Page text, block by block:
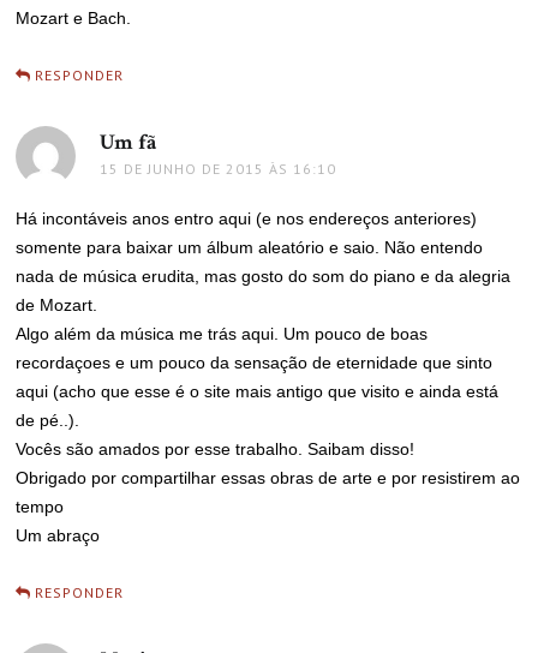
Mozart e Bach.
RESPONDER
Um fã
15 DE JUNHO DE 2015 ÀS 16:10
Há incontáveis anos entro aqui (e nos endereços anteriores)
somente para baixar um álbum aleatório e saio. Não entendo
nada de música erudita, mas gosto do som do piano e da alegria
de Mozart.
Algo além da música me trás aqui. Um pouco de boas
recordaçoes e um pouco da sensação de eternidade que sinto
aqui (acho que esse é o site mais antigo que visito e ainda está
de pé..).
Vocês são amados por esse trabalho. Saibam disso!
Obrigado por compartilhar essas obras de arte e por resistirem ao
tempo
Um abraço
RESPONDER